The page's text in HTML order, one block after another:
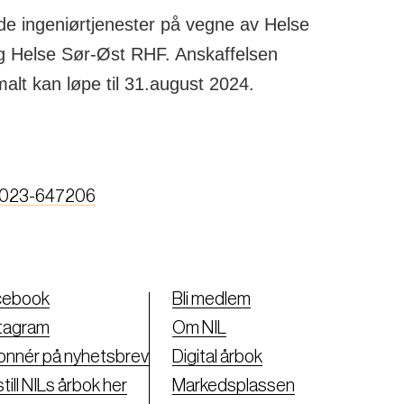
ingeniørtjenester på vegne av Helse
Helse Sør-Øst RHF. Anskaffelsen
kan løpe til 31.august 2024.
647206
på nyhetsbrev
NILs årbok her
Bli medlem
Om NIL
Digital årbok
Markedsplassen